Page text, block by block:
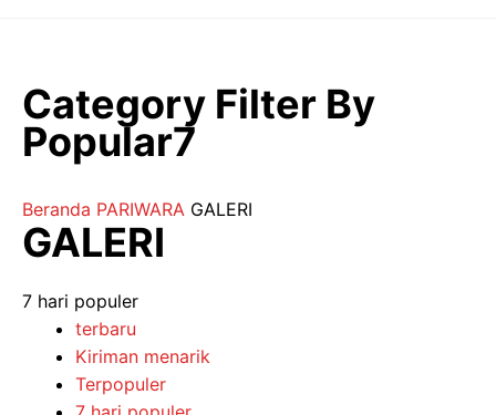
Category Filter By
Popular7
Beranda PARIWARA GALERI
GALERI
7 hari populer
terbaru
Kiriman menarik
Terpopuler